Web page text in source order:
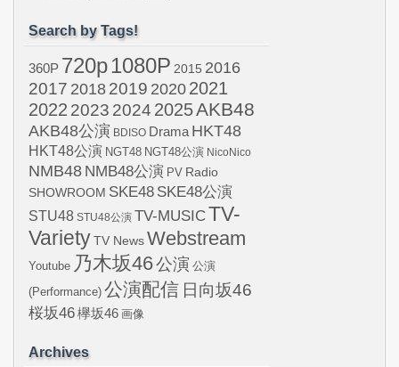
Search by Tags!
360P 720p1080P 2015 2016
2017 2018 2019 20202021
2022 2023 2024 2025AKB48
AKB48公演 BDISO Drama HKT48
HKT48公演 NGT48 NGT48公演 NicoNico
NMB48 NMB48公演 PV Radio
SHOWROOM SKE48 SKE48公演
STU48 STU48公演 TV-MUSICTV-
VarietyTV NewsWebstream
Youtube 乃木坂46公演 公演
(Performance) 公演配信 日向坂46
桜坂46欅坂46 画像
Archives